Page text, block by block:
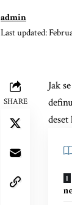
Last updated:
admin
SHARE
Jak